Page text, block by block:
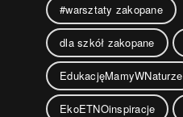
#warsztaty zakopane
dla szkół zakopane
EdukacjęMamyWNaturze
EkoETNOinspiracje